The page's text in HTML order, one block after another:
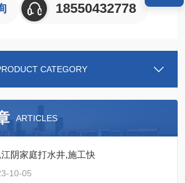
18550432778
CATEGORY
ARTICLES
阴家庭打水井,施工快
10-05